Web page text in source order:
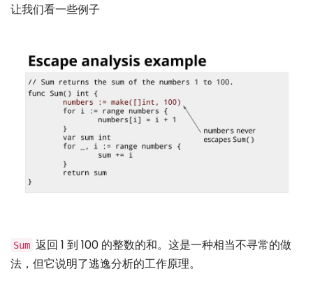
让我们看一些例子
Sum 返回 1 到 100 的整数的和。这是一种相当不寻常的做
法，但它说明了逃逸分析的工作原理。